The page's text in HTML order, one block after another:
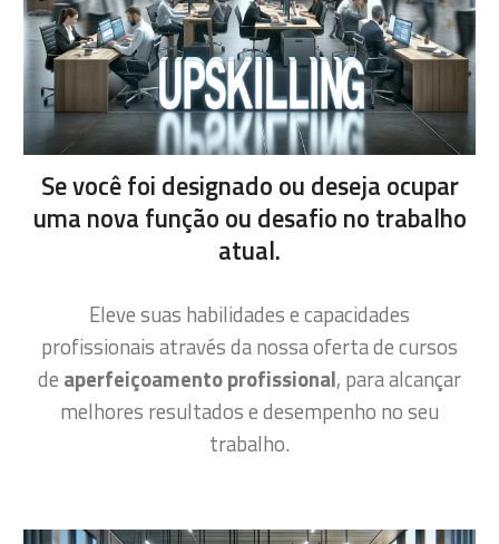
Se você foi designado ou deseja ocupar
uma nova função ou desafio no trabalho
atual.
Eleve suas habilidades e capacidades
profissionais através da nossa oferta de cursos
de aperfeiçoamento profissional, para alcançar
melhores resultados e desempenho no seu
trabalho.